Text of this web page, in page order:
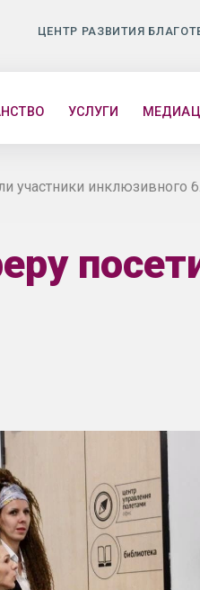
ЦЕНТР РАЗВИТИЯ
УСЛУГИ
участники инклюзивного